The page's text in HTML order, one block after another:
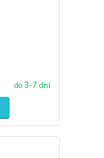
do 3-7 dní